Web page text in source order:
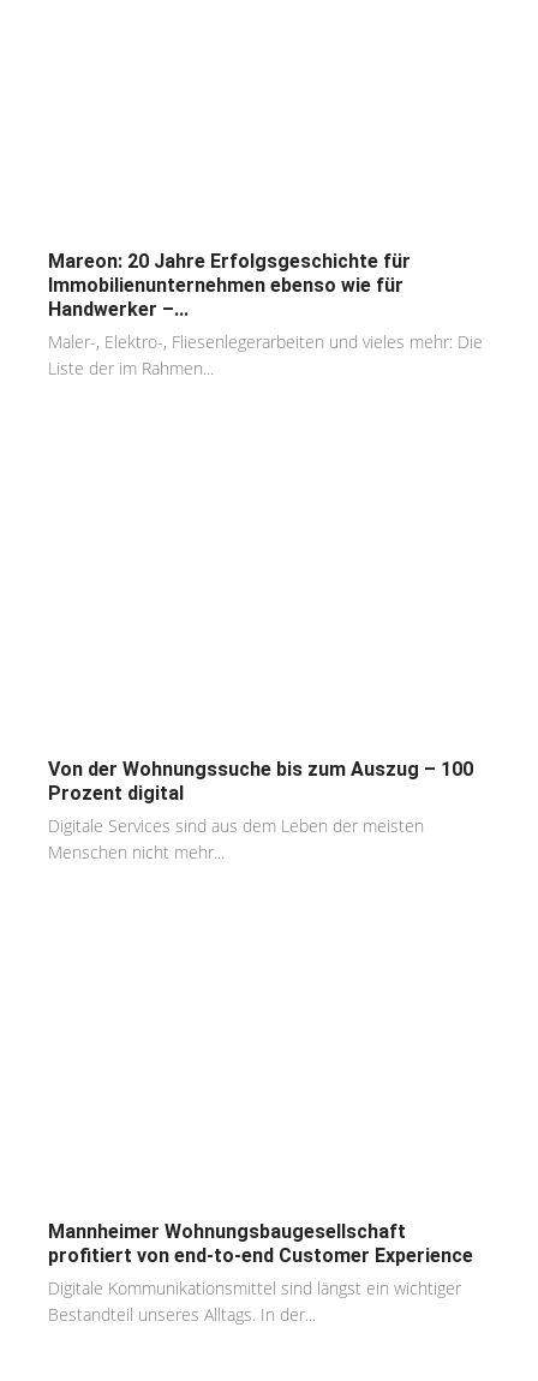
Mareon: 20 Jahre Erfolgsgeschichte für
Immobilienunternehmen ebenso wie für
Handwerker –...
Maler-, Elektro-, Fliesenlegerarbeiten und vieles mehr: Die
Liste der im Rahmen...
Von der Wohnungssuche bis zum Auszug – 100
Prozent digital
Digitale Services sind aus dem Leben der meisten
Menschen nicht mehr...
Mannheimer Wohnungsbaugesellschaft
profitiert von end-to-end Customer Experience
Digitale Kommunikationsmittel sind längst ein wichtiger
Bestandteil unseres Alltags. In der...